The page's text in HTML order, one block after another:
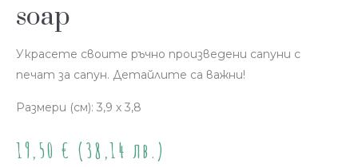
soap
Украсете своите ръчно произведени сапуни с
печат за сапун. Детайлите са важни!
Размери (см): 3,9 х 3,8
19,50 € (38,14 лв.)